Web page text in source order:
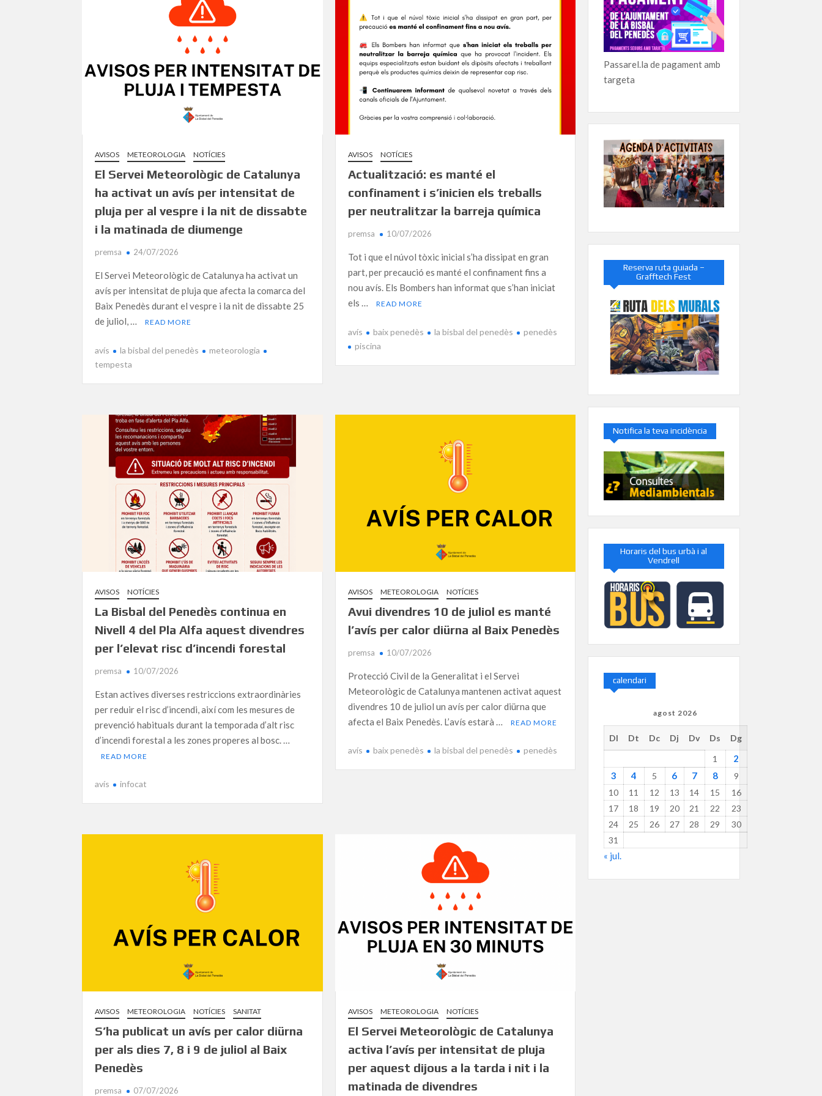
AVISOS METEOROLOGIA NOTÍCIES
El Servei Meteorològic de Catalunya
ha activat un avís per intensitat de
pluja per al vespre i la nit de dissabte
i la matinada de diumenge
premsa 24/07/2026
El Servei Meteorològic de Catalunya ha activat un
avís per intensitat de pluja que afecta la comarca del
Baix Penedès durant el vespre i la nit de dissabte 25
de juliol, …
READ MORE
avís la bisbal del penedès
meteorologia
tempesta
AVISOS NOTÍCIES
Actualització: es manté el
confinament i s’inicien els treballs
per neutralitzar la barreja química
premsa 10/07/2026
Tot i que el núvol tòxic inicial s’ha dissipat en gran
part, per precaució es manté el confinament fins a
nou avís. Els Bombers han informat que s’han iniciat
els …
READ MORE
avís baix penedès la bisbal del penedès
penedès
piscina
AVISOS NOTÍCIES
La Bisbal del Penedès continua en
Nivell 4 del Pla Alfa aquest divendres
per l’elevat risc d’incendi forestal
premsa 10/07/2026
Estan actives diverses restriccions extraordinàries
per reduir el risc d’incendi, així com les mesures de
prevenció habituals durant la temporada d’alt risc
d’incendi forestal a les zones properes al bosc. …
READ MORE
avís infocat
AVISOS METEOROLOGIA NOTÍCIES
Avui divendres 10 de juliol es manté
l’avís per calor diürna al Baix Penedès
premsa 10/07/2026
Protecció Civil de la Generalitat i el Servei
Meteorològic de Catalunya mantenen activat aquest
divendres 10 de juliol un avís per calor diürna que
afecta el Baix Penedès. L’avís estarà …
READ MORE
avís baix penedès la bisbal del penedès penedès
AVISOS METEOROLOGIA NOTÍCIES SANITAT
S’ha publicat un avís per calor diürna
per als dies 7, 8 i 9 de juliol al Baix
Penedès
premsa 07/07/2026
AVISOS METEOROLOGIA NOTÍCIES
El Servei Meteorològic de Catalunya
activa l’avís per intensitat de pluja
per aquest dijous a la tarda i nit i la
matinada de divendres
Passarel.la de pagament amb
targeta
Reserva ruta guiada –
Grafftech Fest
Notifica la teva incidència
Horaris del bus urbà i al
Vendrell
calendari
agost 2026
Dl Dt Dc Dj Dv Ds
Dg
1
2
3
4 5 6 7 8
9
10
11 12 13 14 15
16
17
18 19 20 21 22
23
24
25 26 27 28 29
30
31
« jul.